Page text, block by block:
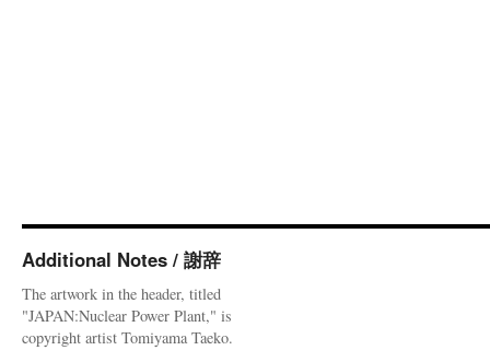
Additional Notes / 謝辞
The artwork in the header, titled
"JAPAN:Nuclear Power Plant," is
copyright artist Tomiyama Taeko.